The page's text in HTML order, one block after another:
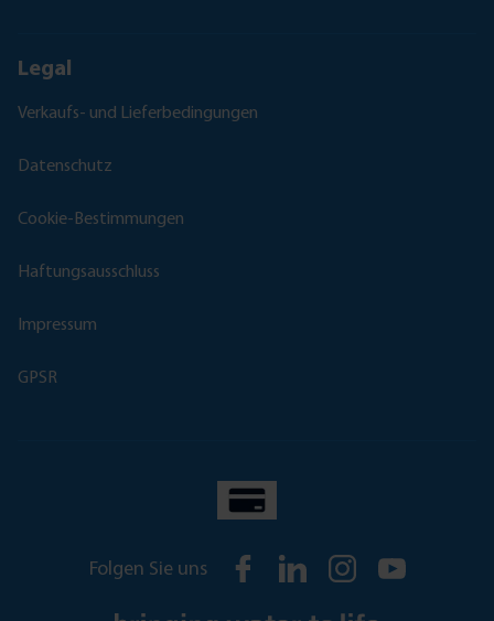
Legal
Verkaufs- und Lieferbedingungen
Datenschutz
Cookie-Bestimmungen
Haftungsausschluss
Impressum
GPSR
Folgen Sie uns